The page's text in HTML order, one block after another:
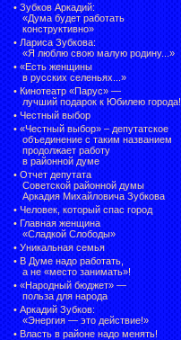
• Зубков Аркадий:
«Дума будет работать
конструктивно»
• Лариса Зубкова:
«Я люблю свою малую родину...»
• «Есть женщины
в русских селеньях...»
• Кинотеатр «Парус» —
лучший подарок к Юбилею города!
• Честный выбор
• «Честный выбор» – депутатское
объединение с таким названием
продолжает работу
в районной думе
• Отчет депутата
Советской районной думы
Аркадия Михайловича Зубкова
• Человек, который спас город
• Главная женщина
«Сладкой Слободы»
• Уникальная семья
• В Думе надо работать,
а не «место занимать»!
• «Народный бюджет» —
польза для народа
• Аркадий Зубков:
«Энергия — это действие!»
• Власть в районе надо менять!